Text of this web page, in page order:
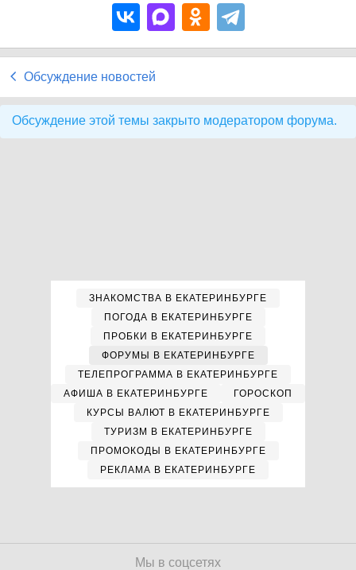
Обсуждение новостей
Обсуждение этой темы закрыто модератором форума.
ЗНАКОМСТВА В ЕКАТЕРИНБУРГЕ
ПОГОДА В ЕКАТЕРИНБУРГЕ
ПРОБКИ В ЕКАТЕРИНБУРГЕ
ФОРУМЫ В ЕКАТЕРИНБУРГЕ
ТЕЛЕПРОГРАММА В ЕКАТЕРИНБУРГЕ
АФИША В ЕКАТЕРИНБУРГЕ
ГОРОСКОП
КУРСЫ ВАЛЮТ В ЕКАТЕРИНБУРГЕ
ТУРИЗМ В ЕКАТЕРИНБУРГЕ
ПРОМОКОДЫ В ЕКАТЕРИНБУРГЕ
РЕКЛАМА В ЕКАТЕРИНБУРГЕ
Мы в соцсетях